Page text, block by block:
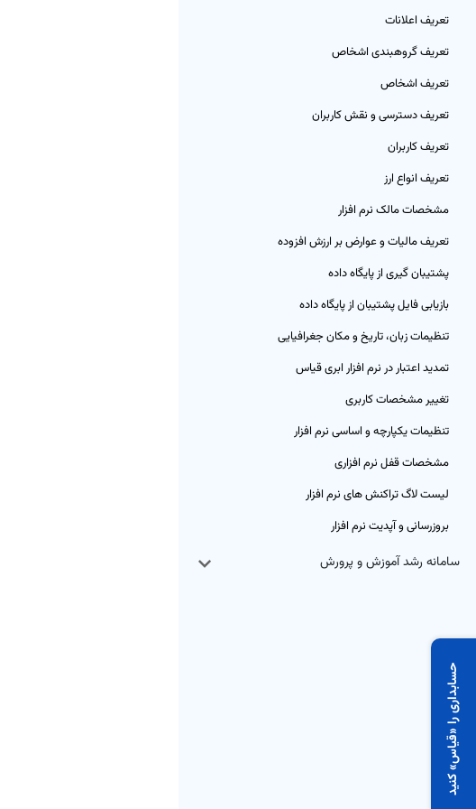
حسابداری را «قیاس» کنید
تعریف اعلانات
تعریف گروهبندی اشخاص
تعریف اشخاص
تعریف دسترسی و نقش کاربران
تعریف کاربران
تعریف انواع ارز
مشخصات مالک نرم افزار
تعریف مالیات و عوارض بر ارزش افزوده
پشتیبان گیری از پایگاه داده
بازیابی فایل پشتیبان از پایگاه داده
تنظیمات زبان، تاریخ و مکان جغرافیایی
تمدید اعتبار در نرم افزار ابری قیاس
تغییر مشخصات کاربری
تنظیمات یکپارچه و اساسی نرم افزار
مشخصات قفل نرم افزاری
لیست لاگ تراکنش های نرم افزار
بروزرسانی و آپدیت نرم افزار
سامانه رشد آموزش و پرورش